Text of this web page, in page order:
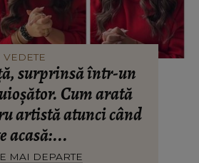
VEDETE
surprinsă într-un
Cum arată
artistă atunci când
acasă:...
MAI DEPARTE